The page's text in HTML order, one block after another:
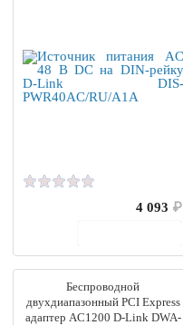
4 093 ₽
Беспроводной
двухдиапазонный PCI Express
адаптер AC1200 D-Link DWA-